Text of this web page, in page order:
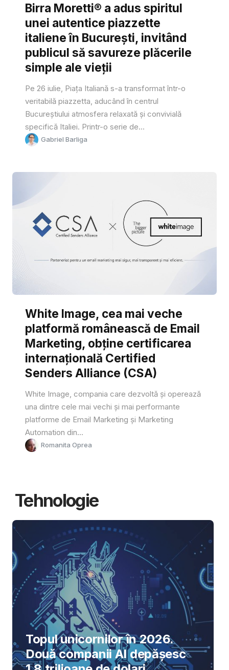
Birra Moretti® a adus spiritul
unei autentice piazzette
italiene în București, invitând
publicul să savureze plăcerile
simple ale vieții
Pe 26 iulie, Piața Italiană s-a transformat într-o
veritabilă piazzetta, aducând în centrul
Bucureștiului atmosfera relaxată și convivială
specifică Italiei. Printr-o serie de...
Gabriel Barliga
White Image, cea mai veche
platformă românească de Email
Marketing, obține certificarea
internațională Certified
Senders Alliance (CSA)
White Image, compania care dezvoltă și operează
una dintre cele mai vechi și mai performante
platforme de Email Marketing și Marketing
Automation din...
Romanita Oprea
Tehnologie
Topul unicornilor în 2026.
Două companii AI depășesc